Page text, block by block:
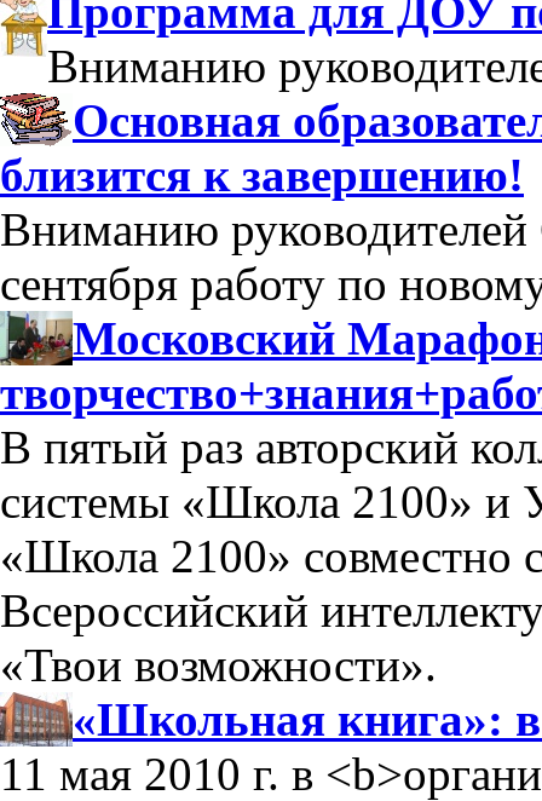
Программа для ДОУ
Вниманию
Основная
близится к завершению!
Вниманию
сентября работу по
Московский
В пятый раз авторский
системы «Школа 2100» и
«Школа 2100» совместно
Всероссийский
«Твои возможности».
«Школьная книга»:
11 мая 2010 г. в